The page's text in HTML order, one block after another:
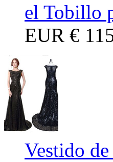
el Tobillo
EUR €
Vestido